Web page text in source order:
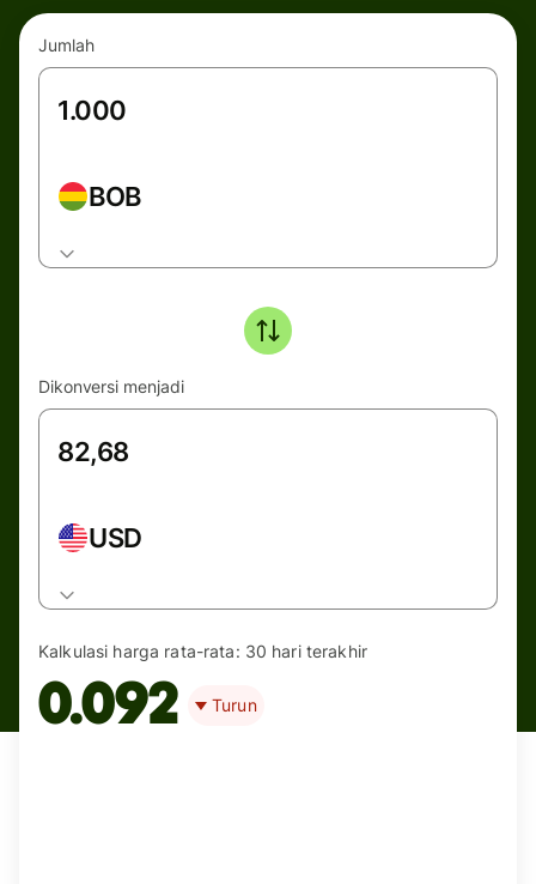
Jumlah
BOB
Dikonversi menjadi
USD
Kalkulasi harga rata-rata: 30 hari terakhir
0.092 Turun